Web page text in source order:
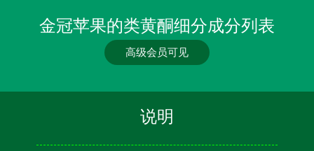
金冠苹果的类黄酮细分成分列表
高级会员可见
说明